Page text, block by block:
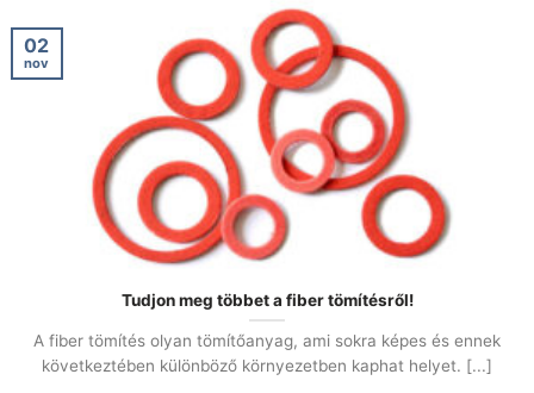
Tudjon meg többet a fiber tömítésről!
A fiber tömítés olyan tömítőanyag, ami sokra képes és ennek
következtében különböző környezetben kaphat helyet. [...]
02
nov